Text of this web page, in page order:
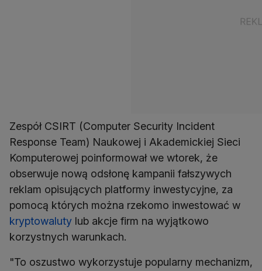
Zespół CSIRT (Computer Security Incident
Response Team) Naukowej i Akademickiej Sieci
Komputerowej poinformował we wtorek, że
obserwuje nową odsłonę kampanii fałszywych
reklam opisujących platformy inwestycyjne, za
pomocą których można rzekomo inwestować w
kryptowaluty lub akcje firm na wyjątkowo
korzystnych warunkach.
"To oszustwo wykorzystuje popularny mechanizm,